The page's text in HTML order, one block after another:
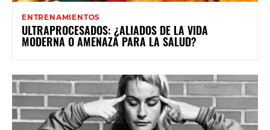
ENTRENAMIENTOS
ULTRAPROCESADOS: ¿ALIADOS DE LA VIDA
MODERNA O AMENAZA PARA LA SALUD?